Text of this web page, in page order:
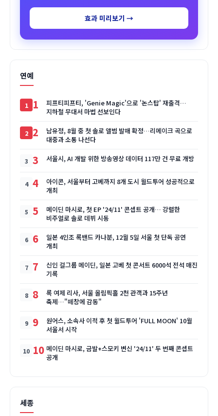
효과 미리보기 →
연예
1
피프티피프티, 'Genie Magic'으로 '논스탑' 재출격…
지하철 무대서 마법 선보인다
2
남유정, 8월 중 첫 솔로 앨범 발매 확정…리메이크 곡으로
대중과 소통 나선다
3 서울시, AI 개발 위한 방송영상 데이터 117만 건 무료 개방
4
아이콘, 서울부터 고베까지 8개 도시 월드투어 성공적으로
개최
5
메이딘 마시로, 첫 EP '24/11' 콘셉트 공개… 강렬한
비주얼로 솔로 데뷔 시동
6
일본 4인조 록밴드 카나분, 12월 5일 서울 첫 단독 공연
개최
7
신인 걸그룹 메이딘, 일본 고베 첫 콘서트 6000석 전석 매진
기록
8
록 여제 리사, 서울 올림픽홀 2천 관객과 15주년
축제…"떼창에 감동"
9
원어스, 소속사 이적 후 첫 월드투어 'FULL MOON' 10월
서울서 시작
10 메이딘 마시로, 금발+스모키 변신 '24/11' 두 번째 콘셉트
공개
세종